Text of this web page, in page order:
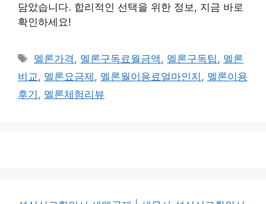
담았습니다. 합리적인 선택을 위한 정보, 지금 바로
확인하세요!
태
그
멜론가격 , 멜론구독료월금액 , 멜론구독팁 , 멜론
비교 , 멜론요금제 , 멜론월이용료얼마인지 , 멜론이용
후기 , 멜론체험리뷰